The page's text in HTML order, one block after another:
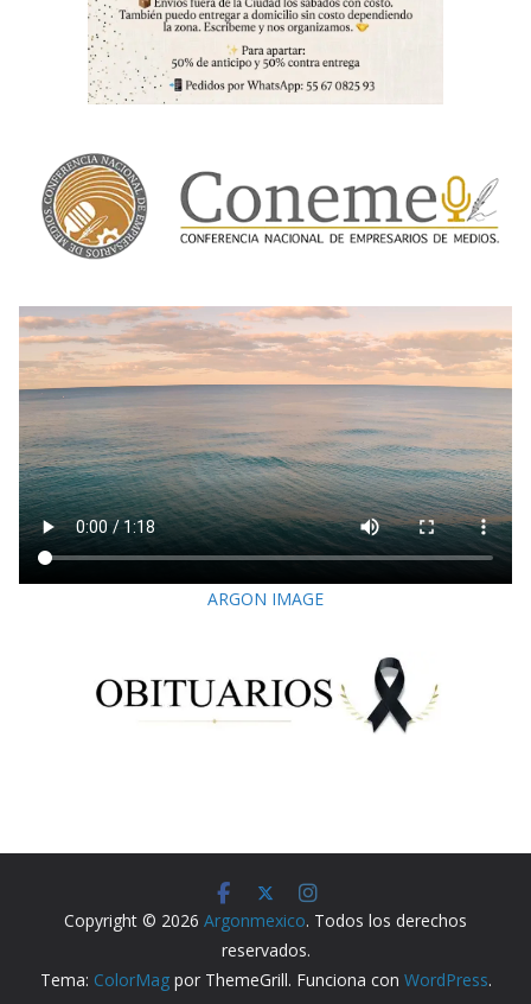
ARGON IMAGE
Copyright © 2026 Argonmexico. Todos los derechos
reservados.
Tema: ColorMagpor ThemeGrill. Funciona con WordPress.